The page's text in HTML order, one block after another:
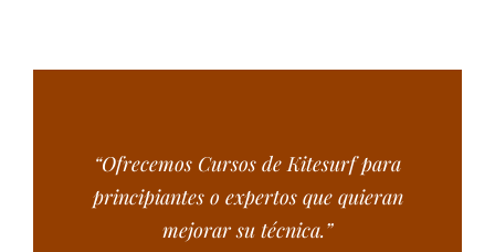
“Ofrecemos Cursos de Kitesurf para
principiantes o expertos que quieran
mejorar su técnica.”